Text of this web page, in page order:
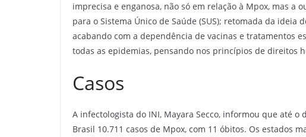
imprecisa e enganosa, não só em relação à Mpox, mas a
para o Sistema Único de Saúde (SUS); retomada da
acabando com a dependência de vacinas e tratamentos
todas as epidemias, pensando nos princípios de direitos
Casos
A infectologista do INI, Mayara Secco, informou que até
Brasil 10.711 casos de Mpox, com 11 óbitos. Os estados